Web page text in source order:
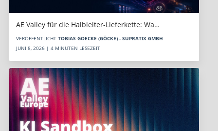
AE Valley für die Halbleiter-Lieferkette: Wa…
VERÖFFENTLICHT TOBIAS GOECKE (GÖCKE) - SUPRATIX GMBH
JUNI 8, 2026 | 4 MINUTEN LESEZEIT